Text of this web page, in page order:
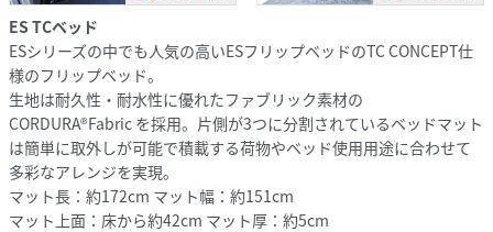
ES TCベッド
ESシリーズの中でも人気の高いESフリップベッドのTC CONCEPT仕
様のフリップベッド。
生地は耐久性・耐水性に優れたファブリック素材の
CORDURA®Fabric を採用。片側が3つに分割されているベッドマット
は簡単に取外しが可能で積載する荷物やベッド使用用途に合わせて
多彩なアレンジを実現。
マット長：約172cm マット幅：約151cm
マット上面：床から約42cm マット厚：約5cm